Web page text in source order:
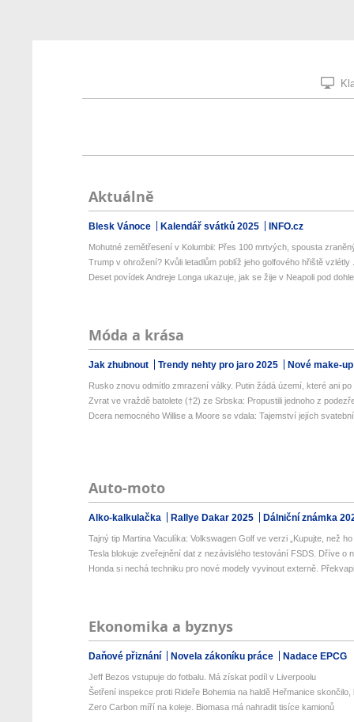
Aktuálně
Blesk Vánoce Kalendář svátků 2025 INFO.cz
Mohutné zemětřesení v Kolumbii: Přes 100 mrtvých, spousta
Trump v ohrožení? Kvůli letadlům poblíž jeho golfového hřiště vzlétly
Deset povídek Andreje Longa ukazuje, jak se žije v Neapoli pod
Móda a krása
Jak zhubnout Trendy nehty pro jaro 2025 Nové make-
Rusko znovu odmítlo zmrazení války. Putin žádá území, které ani po
Zvrat ve vraždě batolete (†2) ze Srbska: Propustili jednoho z
Dcera nemocného Willise a Moore se vdala: Tajemství jejích
Auto-moto
Alko-kalkulačka Rallye Dakar 2025 Dálniční známka
Tajný tip Martina Vaculíka: Volkswagen Golf ve verzi „Kupujte, než ho
Tesla blokuje zveřejnění dat z nezávislého testování FSDS. Dříve o
Honda si nechá techniku pro nové modely vyvinout externě.
Ekonomika a byznys
Daňové přiznání Novela zákoníku práce Nadace EPCG
Jeff Bezos vstupuje do fotbalu. Má získat podíl v Liverpoolu
Šetření inspekce proti Rideře Bohemia na haldě Heřmanice skončilo,
Zero Carbon míří na koleje. Biomasa má nahradit tisíce kamionů